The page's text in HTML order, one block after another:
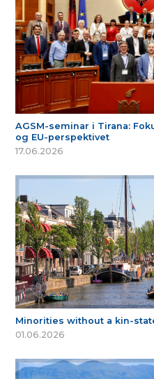
AGSM-seminar i Tirana:
og EU-perspektivet
17.06.2026
Minorities without a kin-
01.06.2026